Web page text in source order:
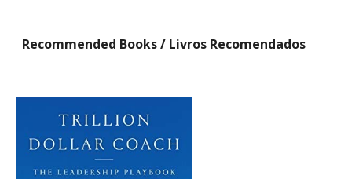
Recommended Books / Livros Recomendados